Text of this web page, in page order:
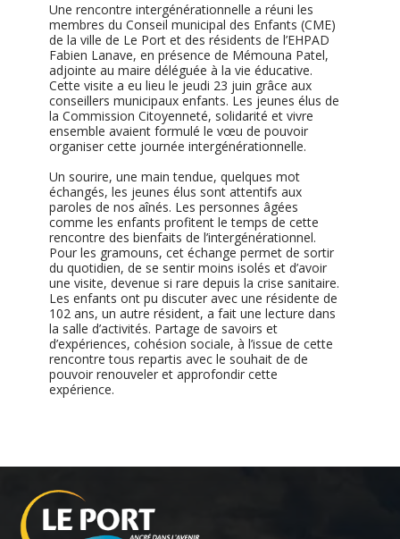
Une rencontre intergénérationnelle a réuni les
membres du Conseil municipal des Enfants (CME)
de la ville de Le Port et des résidents de l’EHPAD
Fabien Lanave, en présence de Mémouna Patel,
adjointe au maire déléguée à la vie éducative.
Cette visite a eu lieu le jeudi 23 juin grâce aux
conseillers municipaux enfants. Les jeunes élus de
la Commission Citoyenneté, solidarité et vivre
ensemble avaient formulé le vœu de pouvoir
organiser cette journée intergénérationnelle.
Un sourire, une main tendue, quelques mot
échangés, les jeunes élus sont attentifs aux
paroles de nos aînés. Les personnes âgées
comme les enfants profitent le temps de cette
rencontre des bienfaits de l’intergénérationnel.
Pour les gramouns, cet échange permet de sortir
du quotidien, de se sentir moins isolés et d’avoir
une visite, devenue si rare depuis la crise sanitaire.
Les enfants ont pu discuter avec une résidente de
102 ans, un autre résident, a fait une lecture dans
la salle d’activités. Partage de savoirs et
d’expériences, cohésion sociale, à l’issue de cette
rencontre tous repartis avec le souhait de de
pouvoir renouveler et approfondir cette
expérience.